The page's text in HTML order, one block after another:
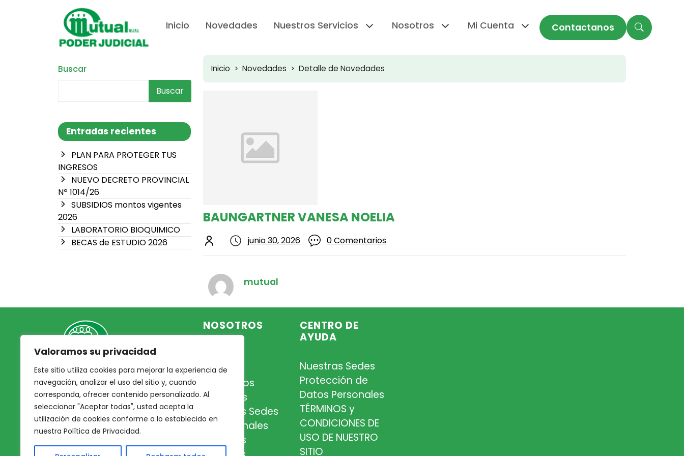
Valoramos su privacidad
Este sitio utiliza cookies para mejorar la experiencia de
navegación, analizar el uso del sitio y, cuando
corresponda, ofrecer contenido personalizado. Al
seleccionar "Aceptar todas", usted acepta la
utilización de cookies conforme a lo establecido en
nuestra Política de Privacidad.
Inicio Novedades Nuestros Servicios Nosotros Mi Cuenta Contactanos
Buscar
Buscar
Entradas recientes
PLAN PARA PROTEGER TUS
INGRESOS
NUEVO DECRETO PROVINCIAL
Nº 1014/26
SUBSIDIOS montos vigentes
2026
LABORATORIO BIOQUIMICO
BECAS de ESTUDIO 2026
Inicio Novedades Detalle de Novedades
BAUNGARTNER VANESA NOELIA
junio 30, 2026 0 Comentarios
mutual
Mutual Integrantes del
Poder Judicial
afiliacion@mjpj.org.ar
+54 9 342 467-4510
NOSOTROS
Acceso
Asociados
Nosotros
Nuestras Sedes
Profesionales
Nuestros
CENTRO DE
AYUDA
Nuestras Sedes
Protección de
Datos Personales
TÉRMINOS y
CONDICIONES DE
USO DE NUESTRO
SITIO